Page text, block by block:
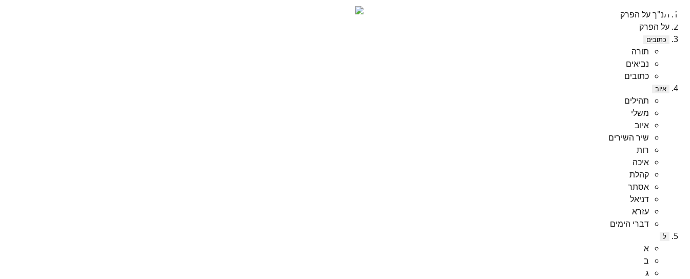
תנ"ך על הפרק
על הפרק
כתובים
תורה
נביאים
כתובים
איוב
תהילים
משלי
איוב
שיר השירים
רות
איכה
קהלת
אסתר
דניאל
עזרא
דברי הימים
ל
א
ב
ג